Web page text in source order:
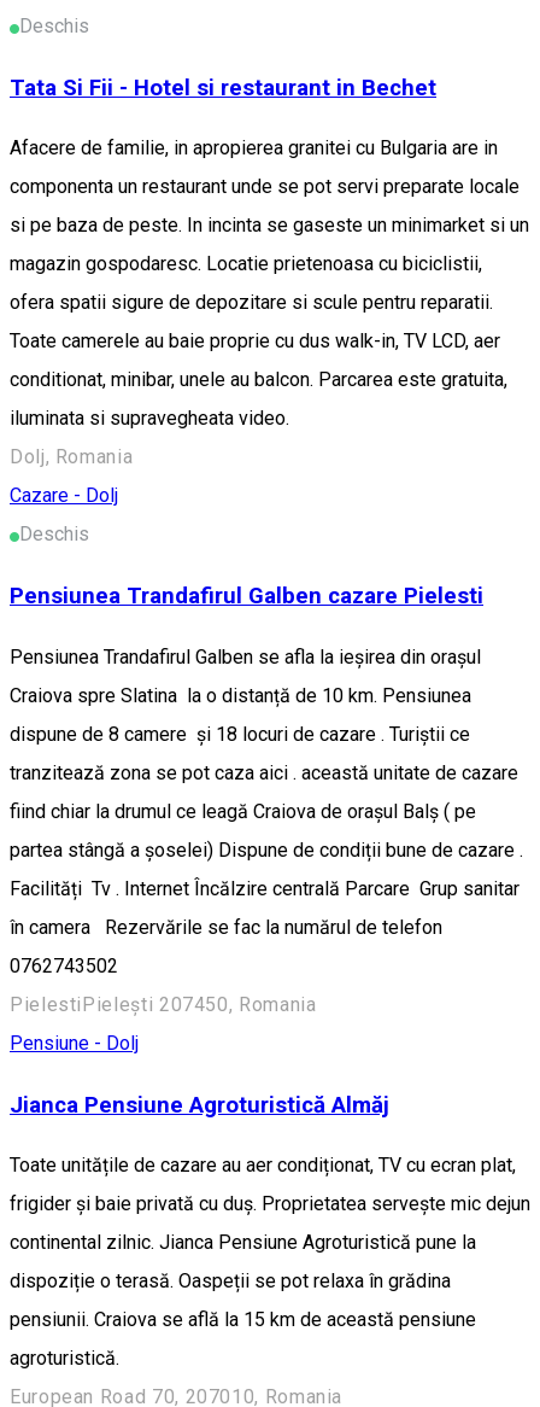
Deschis
Tata Si Fii - Hotel si restaurant in Bechet
Afacere de familie, in apropierea granitei cu Bulgaria are in
componenta un restaurant unde se pot servi preparate locale
si pe baza de peste. In incinta se gaseste un minimarket si un
magazin gospodaresc. Locatie prietenoasa cu biciclistii,
ofera spatii sigure de depozitare si scule pentru reparatii.
Toate camerele au baie proprie cu dus walk-in, TV LCD, aer
conditionat, minibar, unele au balcon. Parcarea este gratuita,
iluminata si supravegheata video.
Dolj, Romania
Cazare - Dolj
Deschis
Pensiunea Trandafirul Galben cazare Pielesti
Pensiunea Trandafirul Galben se afla la ieșirea din orașul
Craiova spre Slatina la o distanță de 10 km. Pensiunea
dispune de 8 camere și 18 locuri de cazare . Turiștii ce
tranzitează zona se pot caza aici . această unitate de cazare
fiind chiar la drumul ce leagă Craiova de orașul Balș ( pe
partea stângă a șoselei) Dispune de condiții bune de cazare .
Facilități Tv . Internet Încălzire centrală Parcare Grup sanitar
în camera Rezervările se fac la numărul de telefon
0762743502
PielestiPielești 207450, Romania
Pensiune - Dolj
Jianca Pensiune Agroturistică Almăj
Toate unitățile de cazare au aer condiționat, TV cu ecran plat,
frigider și baie privată cu duș. Proprietatea servește mic dejun
continental zilnic. Jianca Pensiune Agroturistică pune la
dispoziție o terasă. Oaspeții se pot relaxa în grădina
pensiunii. Craiova se află la 15 km de această pensiune
agroturistică.
European Road 70, 207010, Romania